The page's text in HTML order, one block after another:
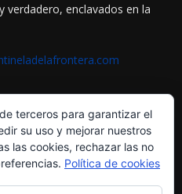
verdadero, enclavados en la
EN
terceros para garantizar el
su uso y mejorar nuestros
las cookies, rechazar las no
Política de cookies